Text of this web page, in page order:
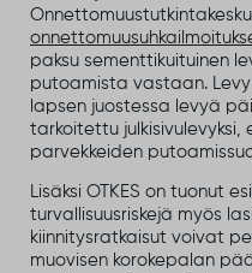
paksu sementtikuituinen
putoamista vastaan.
lapsen juostessa levyä
tarkoitettu julkisivulevyksi,
parvekkeiden
Lisäksi OTKES on tuonut
turvallisuusriskejä myös
kiinnitysratkaisut voivat
muovisen korokepalan